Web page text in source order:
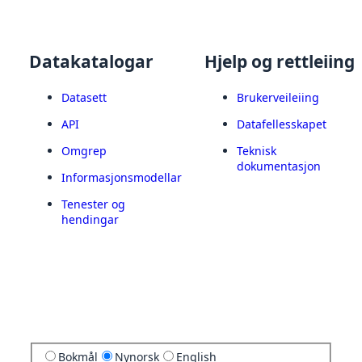
Datakatalogar
Datasett
API
Omgrep
Informasjonsmodellar
Tenester og
hendingar
Hjelp og rettleiing
Brukerveileiing
Datafellesskapet
Teknisk
dokumentasjon
Bokmål Nynorsk English